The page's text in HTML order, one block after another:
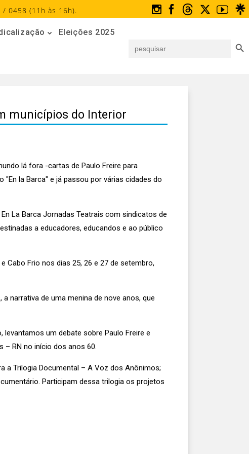
/ 0458 (11h às 16h).
Eleições 2025
for:
municípios do Interior
lá fora -cartas de Paulo Freire para
la Barca" e já passou por várias cidades do
La Barca Jornadas Teatrais com sindicatos de
a educadores, educandos e ao público
Cabo Frio nos dias 25, 26 e 27 de setembro,
a narrativa de uma menina de nove anos, que
levantamos um debate sobre Paulo Freire e
– RN no início dos anos 60.
a Trilogia Documental – A Voz dos Anônimos;
Participam dessa trilogia os projetos